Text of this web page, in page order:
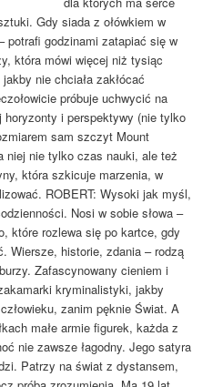
Gdy siada z ołówkiem w
potrafi godzinami zatapiać się w
która mówi więcej niż tysiąc
nie chciała zakłócać
próbuje uchwycić na
horyzonty i perspektywy (nie tylko
sam szczyt Mount
niej nie tylko czas nauki, ale też
która szkicuje marzenia, w
ROBERT: Wysoki jak myśl,
Nosi w sobie słowa –
które rozlewa się po kartce, gdy
Wiersze, historie, zdania – rodzą
Zafascynowany cieniem i
kryminalistyki, jakby
zanim pęknie Świat. A
małe armie figurek, każda z
nie zawsze łagodny. Jego satyra
Patrzy na świat z dystansem,